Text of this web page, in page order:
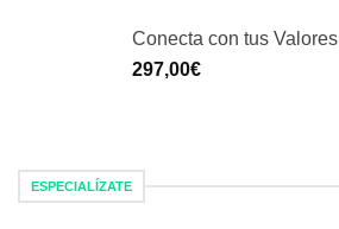
Conecta con tus Valores
297,00€
ESPECIALÍZATE